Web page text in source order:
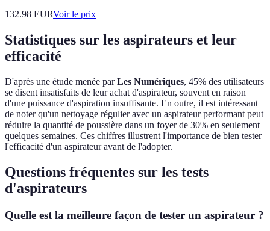
132.98 EURVoir le prix
Statistiques sur les aspirateurs et leur
efficacité
D'après une étude menée parLes Numériques, 45% des utilisateurs
se disent insatisfaits de leur achat d'aspirateur, souvent en raison
d'une puissance d'aspiration insuffisante. En outre, il est intéressant
de noter qu'un nettoyage régulier avec un aspirateur performant peut
réduire la quantité de poussière dans un foyer de 30% en seulement
quelques semaines. Ces chiffres illustrent l'importance de bien tester
l'efficacité d'un aspirateur avant de l'adopter.
Questions fréquentes sur les tests
d'aspirateurs
Quelle est la meilleure façon de tester un aspirateur ?